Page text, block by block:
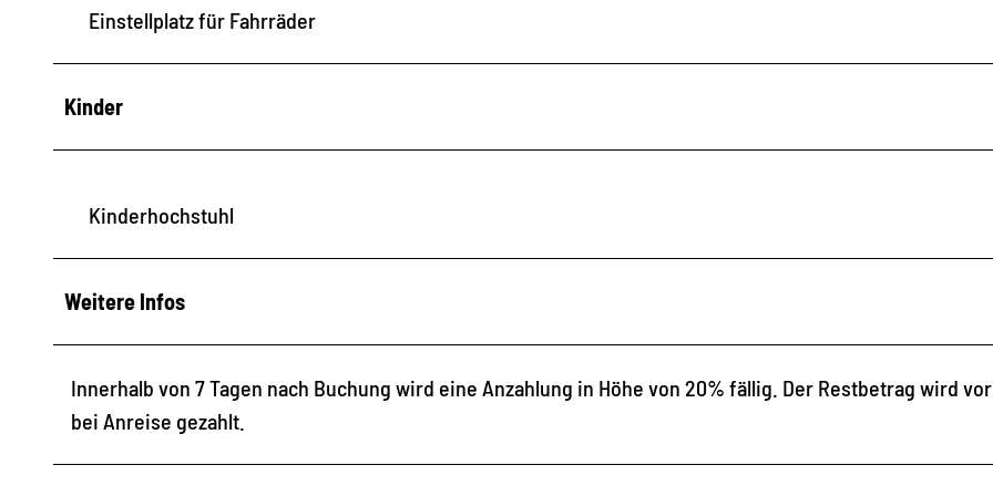
Einstellplatz für Fahrräder
Kinder
Kinderhochstuhl
Weitere Infos
Innerhalb von 7 Tagen nach Buchung wird eine Anzahlung in Höhe von 20% fällig. Der Restbetrag wird
bei Anreise gezahlt.